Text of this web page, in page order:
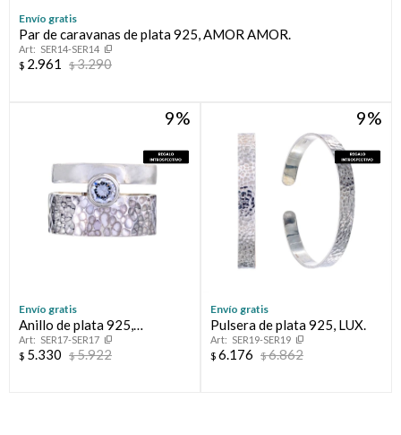
Envío gratis
Par de caravanas de plata 925, AMOR AMOR.
SER14-SER14
$ 2.961 $3.290
9
Envío gratis
Anillo de plata 925,
CREPUSCULO.
SER17-SER17
$ 5.330 $5.922
9
Envío gratis
Pulsera de plata 925, LUX.
SER19-SER19
$ 6.176 $6.862